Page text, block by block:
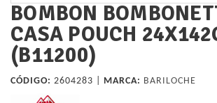
BOMBON
CASA POUCH
(B11200)
CÓDIGO: 2604283 | MARCA: BARILOCHE